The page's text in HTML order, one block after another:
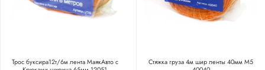
Трос буксира12т/6м лента МаякАвто с
Стяжка груза 4м шир ленты 40мм М5